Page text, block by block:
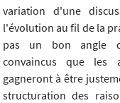
variation d'une
l'évolution au fil de la
pas un bon angle
convaincus que les
gagneront à être
structuration des